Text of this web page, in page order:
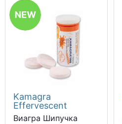
Kamagra
Effervescent
Виагра Шипучка